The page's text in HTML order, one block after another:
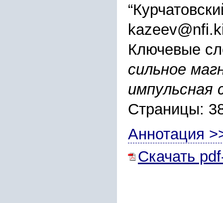
Ключевые
сильное
импульсная
Страницы:
Аннотация
Скачать